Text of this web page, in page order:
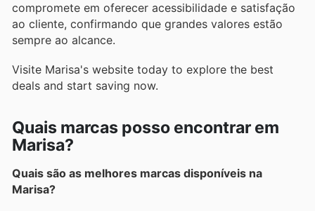
compromete em oferecer acessibilidade e satisfação
ao cliente, confirmando que grandes valores estão
sempre ao alcance.
Visite Marisa's website today to explore the best
deals and start saving now.
Quais marcas posso encontrar em
Marisa?
Quais são as melhores marcas disponíveis na
Marisa?